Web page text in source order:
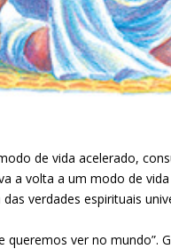
de vida acelerado,
a volta a um modo de
verdades espirituais
ver no mundo”.